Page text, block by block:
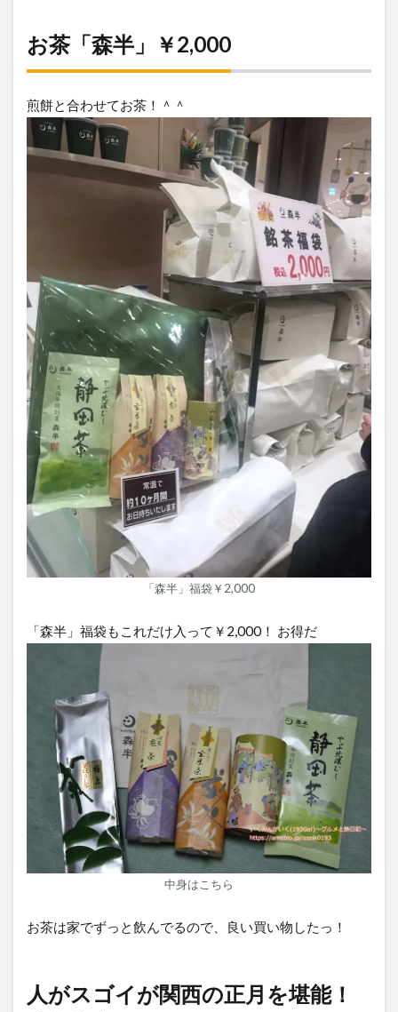
お茶「森半」￥2,000
煎餅と合わせてお茶！＾＾
「森半」福袋￥2,000
「森半」福袋もこれだけ入って￥2,000！ お得だ
中身はこちら
お茶は家でずっと飲んでるので、良い買い物したっ！
人がスゴイが関西の正月を堪能！